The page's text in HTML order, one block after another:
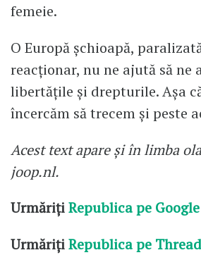
femeie.
O Europă șchioapă,
reacționar, nu ne ajută să ne
libertățile și drepturile. Așa
încercăm să trecem și peste
Acest text apare și în limba
joop.nl.
UrmărițiRepublica pe
UrmărițiRepublica pe